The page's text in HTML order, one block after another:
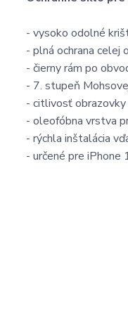
- vysoko odolné
- plná ochrana celej
- čierny rám po
- 7. stupeň
- citlivosť
- oleofóbna vrstva
- rýchla inštalácia
- určené pre iPhone